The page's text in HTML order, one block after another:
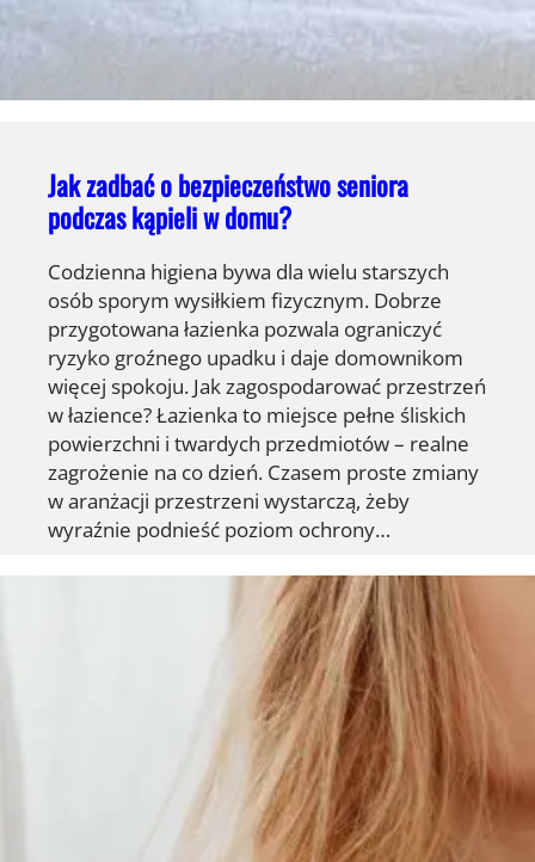
Jak zadbać o bezpieczeństwo seniora
podczas kąpieli w domu?
Codzienna higiena bywa dla wielu starszych
osób sporym wysiłkiem fizycznym. Dobrze
przygotowana łazienka pozwala ograniczyć
ryzyko groźnego upadku i daje domownikom
więcej spokoju. Jak zagospodarować przestrzeń
w łazience? Łazienka to miejsce pełne śliskich
powierzchni i twardych przedmiotów – realne
zagrożenie na co dzień. Czasem proste zmiany
w aranżacji przestrzeni wystarczą, żeby
wyraźnie podnieść poziom ochrony…